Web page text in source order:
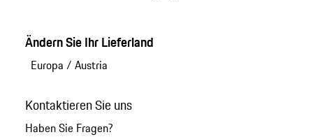
Ändern Sie Ihr Lieferland
Europa / Austria
Kontaktieren Sie uns
Haben Sie Fragen?